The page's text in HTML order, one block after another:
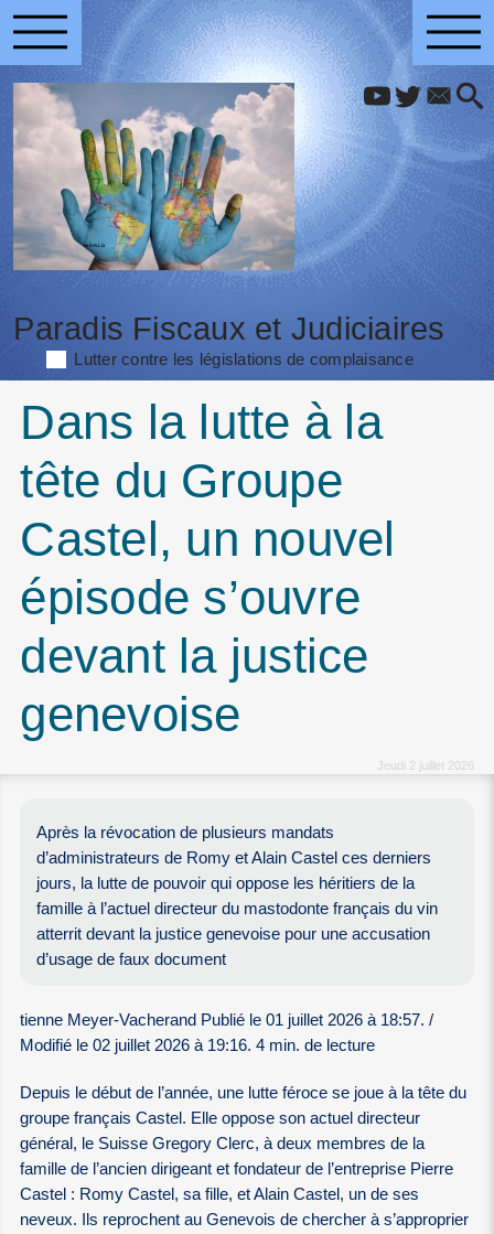
Paradis Fiscaux et Judiciaires
Lutter contre les législations de complaisance
Dans la lutte à la
tête du Groupe
Castel, un nouvel
épisode s’ouvre
devant la justice
genevoise
Jeudi 2 juillet 2026
Après la révocation de plusieurs mandats
d’administrateurs de Romy et Alain Castel ces derniers
jours, la lutte de pouvoir qui oppose les héritiers de la
famille à l’actuel directeur du mastodonte français du vin
atterrit devant la justice genevoise pour une accusation
d’usage de faux document
tienne Meyer-Vacherand Publié le 01 juillet 2026 à 18:57. /
Modifié le 02 juillet 2026 à 19:16. 4 min. de lecture
Depuis le début de l’année, une lutte féroce se joue à la tête du
groupe français Castel. Elle oppose son actuel directeur
général, le Suisse Gregory Clerc, à deux membres de la
famille de l’ancien dirigeant et fondateur de l’entreprise Pierre
Castel : Romy Castel, sa fille, et Alain Castel, un de ses
neveux. Ils reprochent au Genevois de chercher à s’approprier